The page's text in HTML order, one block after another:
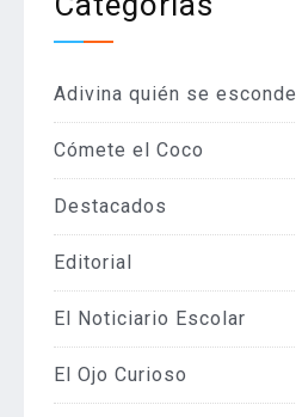
Adivina quién se esconde
Cómete el Coco
Destacados
Editorial
El Noticiario Escolar
El Ojo Curioso